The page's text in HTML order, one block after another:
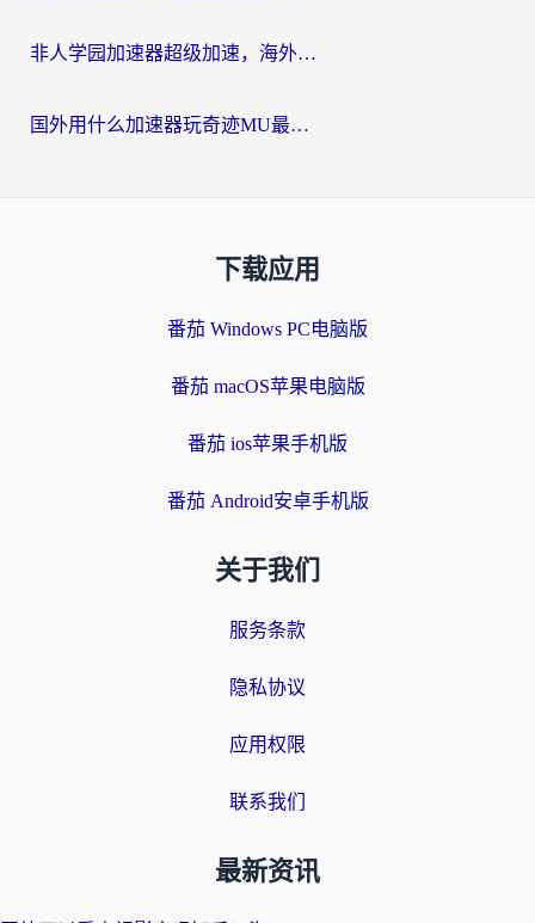
非人学园加速器超级加速，海外玩家重返国服的通行证
国外用什么加速器玩奇迹MU最好？2026海外玩家国服游戏加速全攻略
下载应用
番茄 Windows PC电脑版
番茄 macOS苹果电脑版
番茄 ios苹果手机版
番茄 Android安卓手机版
关于我们
服务条款
隐私协议
应用权限
联系我们
最新资讯